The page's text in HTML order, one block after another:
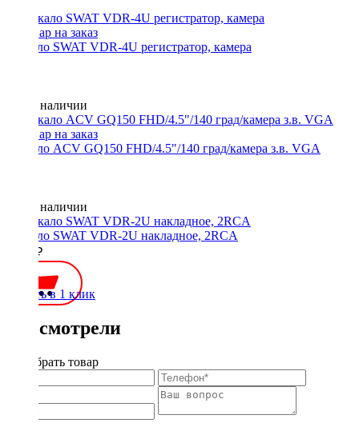
Зеркало SWAT VDR-4U регистратор, камера
Нет в наличии
Зеркало ACV GQ150 FHD/4.5"/140 град/камера з.в. VGA
Нет в наличии
Зеркало SWAT VDR-2U накладное, 2RCA
3000 ₽
Купить в 1 клик
Вы смотрели
Подобрать товар